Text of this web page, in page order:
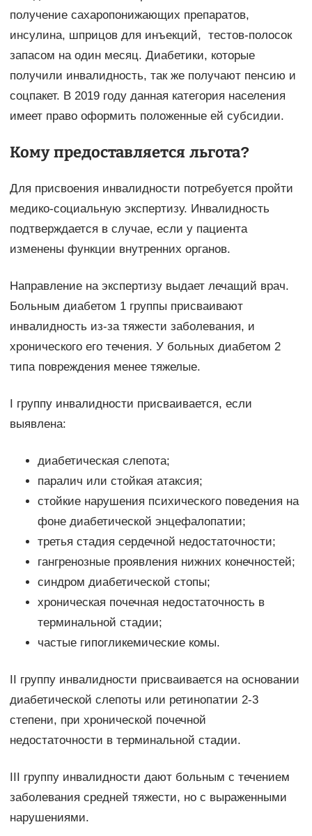
получение сахаропонижающих препаратов,
инсулина, шприцов для инъекций, тестов-полосок
запасом на один месяц. Диабетики, которые
получили инвалидность, так же получают пенсию и
соцпакет. В 2019 году данная категория населения
имеет право оформить положенные ей субсидии.
Кому предоставляется льгота?
Для присвоения инвалидности потребуется пройти
медико-социальную экспертизу. Инвалидность
подтверждается в случае, если у пациента
изменены функции внутренних органов.
Направление на экспертизу выдает лечащий врач.
Больным диабетом 1 группы присваивают
инвалидность из-за тяжести заболевания, и
хронического его течения. У больных диабетом 2
типа повреждения менее тяжелые.
I группу инвалидности присваивается, если
выявлена:
диабетическая слепота;
паралич или стойкая атаксия;
стойкие нарушения психического поведения на
фоне диабетической энцефалопатии;
третья стадия сердечной недостаточности;
гангренозные проявления нижних конечностей;
синдром диабетической стопы;
хроническая почечная недостаточность в
терминальной стадии;
частые гипогликемические комы.
II группу инвалидности присваивается на основании
диабетической слепоты или ретинопатии 2-3
степени, при хронической почечной
недостаточности в терминальной стадии.
III группу инвалидности дают больным с течением
заболевания средней тяжести, но с выраженными
нарушениями.